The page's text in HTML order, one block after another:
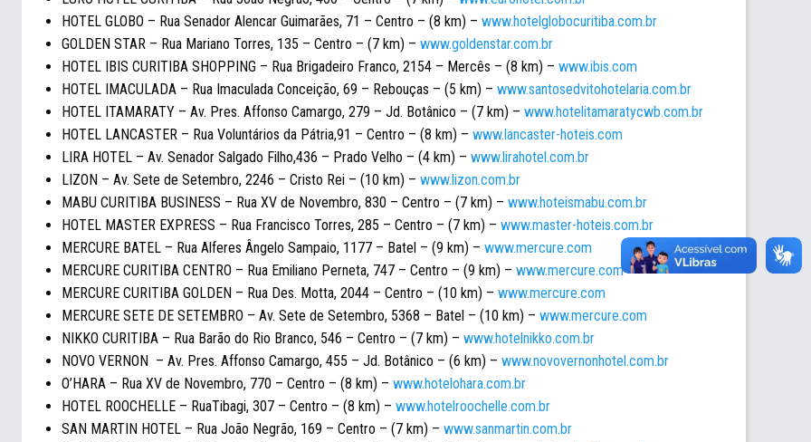
HOTEL GLOBO – Rua Senador Alencar Guimarães, 71 – Centro – (8 km) – www.hotelglobocuritiba.com.br
GOLDEN STAR – Rua Mariano Torres, 135 – Centro – (7 km) – www.goldenstar.com.br
HOTEL IBIS CURITIBA SHOPPING – Rua Brigadeiro Franco, 2154 – Mercês – (8 km) – www.ibis.com
HOTEL IMACULADA – Rua Imaculada Conceição, 69 – Rebouças – (5 km) – www.santosedvitohotelaria.com.br
HOTEL ITAMARATY – Av. Pres. Affonso Camargo, 279 – Jd. Botânico – (7 km) – www.hotelitamaratycwb.com.br
HOTEL LANCASTER – Rua Voluntários da Pátria,91 – Centro – (8 km) – www.lancaster-hoteis.com
LIRA HOTEL – Av. Senador Salgado Filho,436 – Prado Velho – (4 km) – www.lirahotel.com.br
LIZON – Av. Sete de Setembro, 2246 – Cristo Rei – (10 km) – www.lizon.com.br
MABU CURITIBA BUSINESS – Rua XV de Novembro, 830 – Centro – (7 km) – www.hoteismabu.com.br
HOTEL MASTER EXPRESS – Rua Francisco Torres, 285 – Centro – (7 km) – www.master-hoteis.com.br
MERCURE BATEL – Rua Alferes Ângelo Sampaio, 1177 – Batel – (9 km) – www.mercure.com
MERCURE CURITIBA CENTRO – Rua Emiliano Perneta, 747 – Centro – (9 km) – www.mercure.com
MERCURE CURITIBA GOLDEN – Rua Des. Motta, 2044 – Centro – (10 km) – www.mercure.com
MERCURE SETE DE SETEMBRO – Av. Sete de Setembro, 5368 – Batel – (10 km) – www.mercure.com
NIKKO CURITIBA – Rua Barão do Rio Branco, 546 – Centro – (7 km) – www.hotelnikko.com.br
NOVO VERNON – Av. Pres. Affonso Camargo, 455 – Jd. Botânico – (6 km) – www.novovernonhotel.com.br
O’HARA – Rua XV de Novembro, 770 – Centro – (8 km) – www.hotelohara.com.br
HOTEL ROOCHELLE – RuaTibagi, 307 – Centro – (8 km) – www.hotelroochelle.com.br
SAN MARTIN HOTEL – Rua João Negrão, 169 – Centro – (7 km) – www.sanmartin.com.br